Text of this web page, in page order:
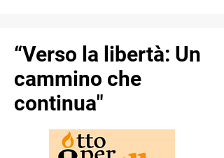
“Verso la libertà: Un
cammino che
continua"